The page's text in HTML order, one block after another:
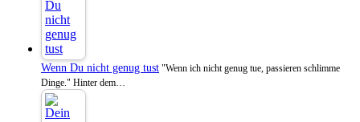
Wenn Du nicht genug tust "Wenn ich nicht genug tue, passieren schlimme
Dinge." Hinter dem…